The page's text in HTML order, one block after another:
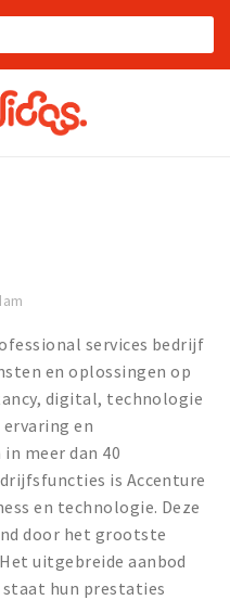
services bedrijf
en oplossingen op
digital, technologie
en
meer dan 40
is Accenture
en technologie. Deze
door het grootste
uitgebreide aanbod
hun prestaties